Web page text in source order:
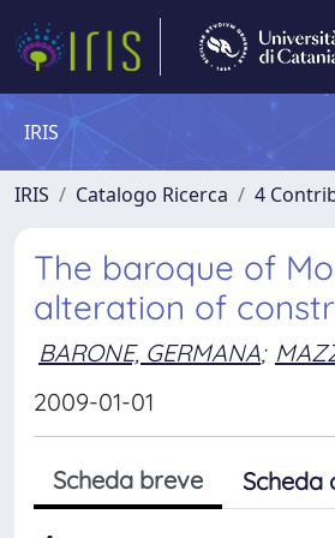
IRIS
IRIS Catalogo Ricerca 4
The baroque of
alteration of
BARONE, GERMANA;
2009-01-01
Scheda breve Scheda